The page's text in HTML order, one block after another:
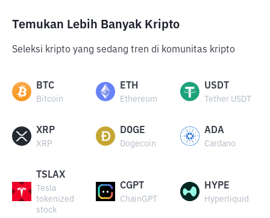
Temukan Lebih Banyak Kripto
Seleksi kripto yang sedang tren di komunitas kripto
BTC
Bitcoin
ETH
Ethereum
USDT
Tether USDT
XRP
XRP
DOGE
Dogecoin
ADA
Cardano
TSLAX
Tesla
tokenized
stock
CGPT
ChainGPT
HYPE
Hyperliquid